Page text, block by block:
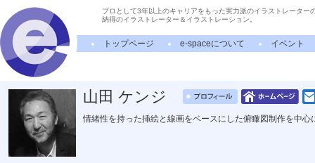
プロとして3年以上のキャリアをもった実力派のイラストレーター
納得のイラストレーター＆イラストレーション。
トップページ e-spaceについて イベント
山田 ケンジ
情緒性を持った挿絵と線画をベースにした俯瞰図制作を中心